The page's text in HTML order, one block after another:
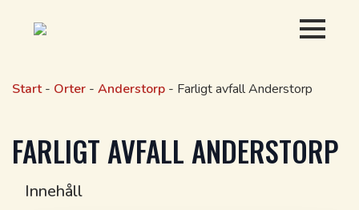
Start- Orter - Anderstorp - Farligt avfall Anderstorp
FARLIGT AVFALL ANDERSTORP
Innehåll